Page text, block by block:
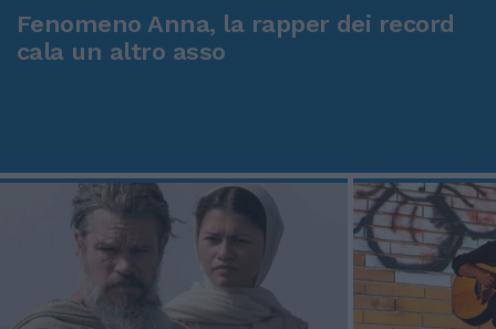
Fenomeno Anna, la rapper dei record
cala un altro asso